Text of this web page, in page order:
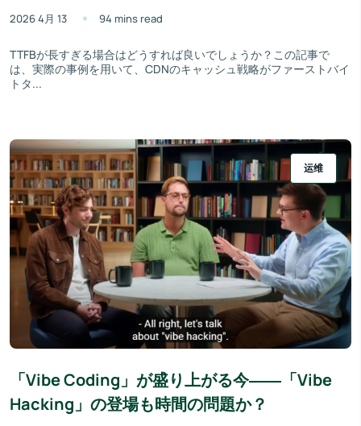
2026 4月 13 94 mins read
TTFBが長すぎる場合はどうすれば良いでしょうか？この記事で
は、実際の事例を用いて、CDNのキャッシュ戦略がファーストバイ
トタ...
运维
「Vibe Coding」が盛り上がる今――「Vibe
Hacking」の登場も時間の問題か？